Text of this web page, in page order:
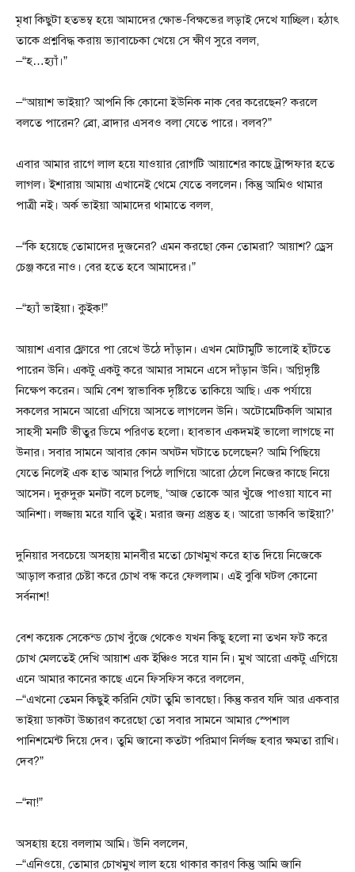
মৃধা কিছুটা হতভম্ব হয়ে আমাদের ক্ষোভ-বিক্ষভের লড়াই দেখে যাচ্ছিল। হঠাৎ
তাকে প্রশ্নবিদ্ধ করায় ভ্যাবাচেকা খেয়ে সে ক্ষীণ সুরে বলল,
–“হ…হ্যাঁ।”
–“আয়াশ ভাইয়া? আপনি কি কোনো ইউনিক নাক বের করেছেন? করলে
বলতে পারেন? ব্রো, ব্রাদার এসবও বলা যেতে পারে। বলব?”
এবার আমার রাগে লাল হয়ে যাওয়ার রোগটি আয়াশের কাছে ট্রান্সফার হতে
লাগল। ইশারায় আমায় এখানেই থেমে যেতে বললেন। কিন্তু আমিও থামার
পাত্রী নই। অর্ক ভাইয়া আমাদের থামাতে বলল,
–“কি হয়েছে তোমাদের দুজনের? এমন করছো কেন তোমরা? আয়াশ? ড্রেস
চেঞ্জ করে নাও। বের হতে হবে আমাদের।”
–“হ্যাঁ ভাইয়া। কুইক!”
আয়াশ এবার ফ্লোরে পা রেখে উঠে দাঁড়ান। এখন মোটামুটি ভালোই হাঁটতে
পারেন উনি। একটু একটু করে আমার সামনে এসে দাঁড়ান উনি। অগ্নিদৃষ্টি
নিক্ষেপ করেন। আমি বেশ স্বাভাবিক দৃষ্টিতে তাকিয়ে আছি। এক পর্যায়ে
সকলের সামনে আরো এগিয়ে আসতে লাগলেন উনি। অটোমেটিকলি আমার
সাহসী মনটি ভীতুর ডিমে পরিণত হলো। হাবভাব একদমই ভালো লাগছে না
উনার। সবার সামনে আবার কোন অঘটন ঘটাতে চলেছেন? আমি পিছিয়ে
যেতে নিলেই এক হাত আমার পিঠে লাগিয়ে আরো ঠেলে নিজের কাছে নিয়ে
আসেন। দুরুদুরু মনটা বলে চলেছ, ‘আজ তোকে আর খুঁজে পাওয়া যাবে না
আনিশা। লজ্জায় মরে যাবি তুই। মরার জন্য প্রস্তুত হ। আরো ডাকবি ভাইয়া?’
দুনিয়ার সবচেয়ে অসহায় মানবীর মতো চোখমুখ করে হাত দিয়ে নিজেকে
আড়াল করার চেষ্টা করে চোখ বন্ধ করে ফেললাম। এই বুঝি ঘটল কোনো
সর্বনাশ!
বেশ কয়েক সেকেন্ড চোখ বুঁজে থেকেও যখন কিছু হলো না তখন ফট করে
চোখ মেলতেই দেখি আয়াশ এক ইঞ্চিও সরে যান নি। মুখ আরো একটু এগিয়ে
এনে আমার কানের কাছে এনে ফিসফিস করে বললেন,
–“এখনো তেমন কিছুই করিনি যেটা তুমি ভাবছো। কিন্তু করব যদি আর একবার
ভাইয়া ডাকটা উচ্চারণ করেছো তো সবার সামনে আমার স্পেশাল
পানিশমেন্ট দিয়ে দেব। তুমি জানো কতটা পরিমাণ নির্লজ্জ হবার ক্ষমতা রাখি।
দেব?”
–“না!”
অসহায় হয়ে বললাম আমি। উনি বললেন,
–“এনিওয়ে, তোমার চোখমুখ লাল হয়ে থাকার কারণ কিন্তু আমি জানি